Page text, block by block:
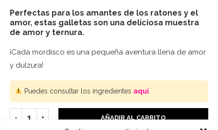
Perfectas para los amantes de los ratones y el
amor, estas galletas son una deliciosa muestra
de amor y ternura.
¡Cada mordisco es una pequeña aventura llena de amor
y dulzura!
Puedes consultar los ingredientes aquí.
AÑADIR AL CARRITO